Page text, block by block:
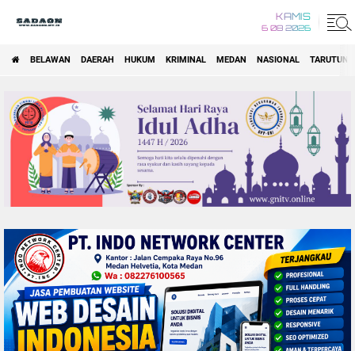
KAMIS
6 08 2026
BELAWAN DAERAH HUKUM KRIMINAL MEDAN NASIONAL TARUTUNG